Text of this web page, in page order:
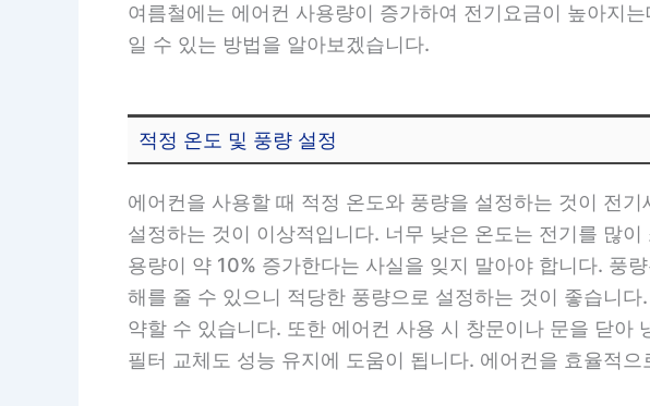
여름철에는 에어컨 사용량이 증가하여 전기요금이 높아지
일 수 있는 방법을 알아보겠습니다.
적정 온도 및 풍량 설정
에어컨을 사용할 때 적정 온도와 풍량을 설정하는 것이 전
설정하는 것이 이상적입니다. 너무 낮은 온도는 전기를 많
용량이 약 10% 증가한다는 사실을 잊지 말아야 합니다. 풍
해를 줄 수 있으니 적당한 풍량으로 설정하는 것이 좋습니
약할 수 있습니다. 또한 에어컨 사용 시 창문이나 문을 닫
필터 교체도 성능 유지에 도움이 됩니다. 에어컨을 효율적